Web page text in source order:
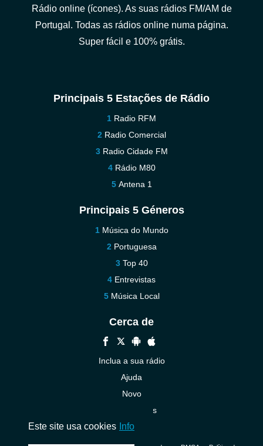
Rádio online (ícones). As suas rádios FM/AM de
Portugal. Todas as rádios online numa página.
Super fácil e 100% grátis.
Principais 5 Estações de Rádio
Radio RFM
Radio Comercial
Radio Cidade FM
Rádio M80
Antena 1
Principais 5 Géneros
Música do Mundo
Portuguesa
Top 40
Entrevistas
Música Local
Cerca de
Inclua a sua rádio
Ajuda
Novo
Contacte-nos
Este site usa cookies Info